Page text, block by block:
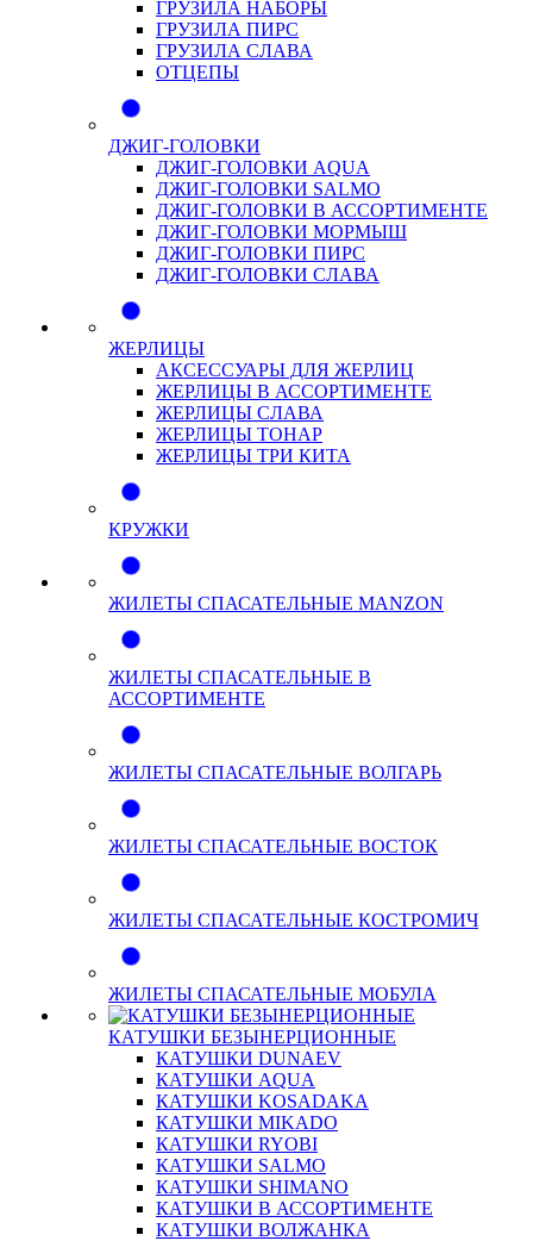
ГРУЗИЛА НАБОРЫ
ГРУЗИЛА ПИРС
ГРУЗИЛА СЛАВА
ОТЦЕПЫ
ДЖИГ-ГОЛОВКИ
ДЖИГ-ГОЛОВКИ AQUA
ДЖИГ-ГОЛОВКИ SALMO
ДЖИГ-ГОЛОВКИ В АССОРТИМЕНТЕ
ДЖИГ-ГОЛОВКИ МОРМЫШ
ДЖИГ-ГОЛОВКИ ПИРС
ДЖИГ-ГОЛОВКИ СЛАВА
ЖЕРЛИЦЫ
АКСЕССУАРЫ ДЛЯ ЖЕРЛИЦ
ЖЕРЛИЦЫ В АССОРТИМЕНТЕ
ЖЕРЛИЦЫ СЛАВА
ЖЕРЛИЦЫ ТОНАР
ЖЕРЛИЦЫ ТРИ КИТА
КРУЖКИ
ЖИЛЕТЫ СПАСАТЕЛЬНЫЕ MANZON
ЖИЛЕТЫ СПАСАТЕЛЬНЫЕ В
АССОРТИМЕНТЕ
ЖИЛЕТЫ СПАСАТЕЛЬНЫЕ ВОЛГАРЬ
ЖИЛЕТЫ СПАСАТЕЛЬНЫЕ ВОСТОК
ЖИЛЕТЫ СПАСАТЕЛЬНЫЕ КОСТРОМИЧ
ЖИЛЕТЫ СПАСАТЕЛЬНЫЕ МОБУЛА
КАТУШКИ БЕЗЫНЕРЦИОННЫЕ
КАТУШКИ DUNAEV
КАТУШКИ AQUA
КАТУШКИ KOSADAKA
КАТУШКИ MIKADO
КАТУШКИ RYOBI
КАТУШКИ SALMO
КАТУШКИ SHIMANO
КАТУШКИ В АССОРТИМЕНТЕ
КАТУШКИ ВОЛЖАНКА